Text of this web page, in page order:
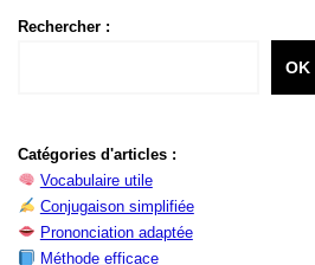
Rechercher :
OK
Catégories d'articles :
Vocabulaire utile
Conjugaison simplifiée
Prononciation adaptée
Méthode efficace